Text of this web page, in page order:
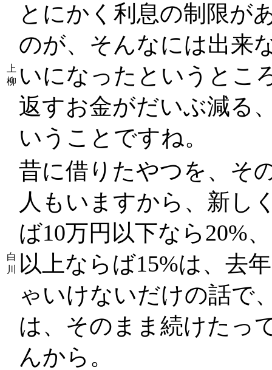
上
柳
とにかく利息の制限が
のが、そんなには出来
いになったというとこ
返すお金がだいぶ減る
いうことですね。
白
川
昔に借りたやつを、そ
人もいますから、新し
ば10万円以下なら20%
以上ならば15%は、去
ゃいけないだけの話で
は、そのまま続けたっ
んから。